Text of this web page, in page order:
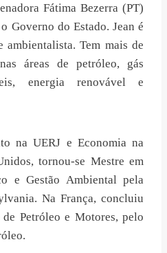
Fátima Bezerra (PT)
Governo do Estado. Jean é
ambientalista. Tem mais de
áreas de petróleo, gás
energia renovável e
na UERJ e Economia na
tornou-se Mestre em
e Gestão Ambiental pela
Na França, concluiu
Petróleo e Motores, pelo